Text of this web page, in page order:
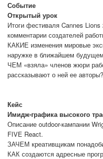
Событие
Открытый урок
Итоги фестиваля Cannes
комментарии создателей
КАКИЕ изменения мировые
наружке в ближайшем
ЧЕМ «взяла» членов жюри
рассказывают о ней ее авторы?
Кейс
Имидж-графика высокого
Описание outdoor-кампании
FIVE React.
ЗАЧЕМ креативщикам
КАК создаются адресные